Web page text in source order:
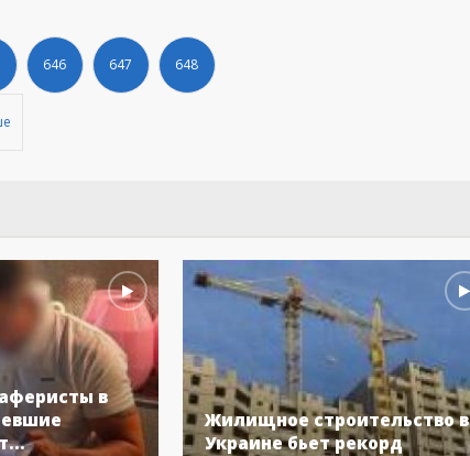
646 647 648
в
Жилищное строительство в
Украине бьет рекорд